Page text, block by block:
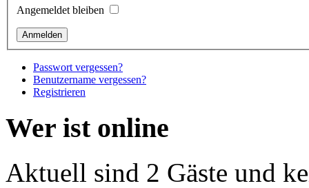
Angemeldet bleiben
Passwort vergessen?
Benutzername vergessen?
Registrieren
Wer ist online
Aktuell sind 2 Gäste und